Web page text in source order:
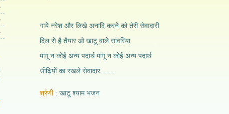
गाये नरेश और लिखे अनादि करने को तेरी सेवादारी
दिल से है तैयार ओ खाटू वाले सांवरिया
मांगू न कोई अन्य पदार्थ मांगू न कोई अन्य पदार्थ
सीढ़ियों का रखले सेवादार .......
श्रेणी खाटू श्याम भजन